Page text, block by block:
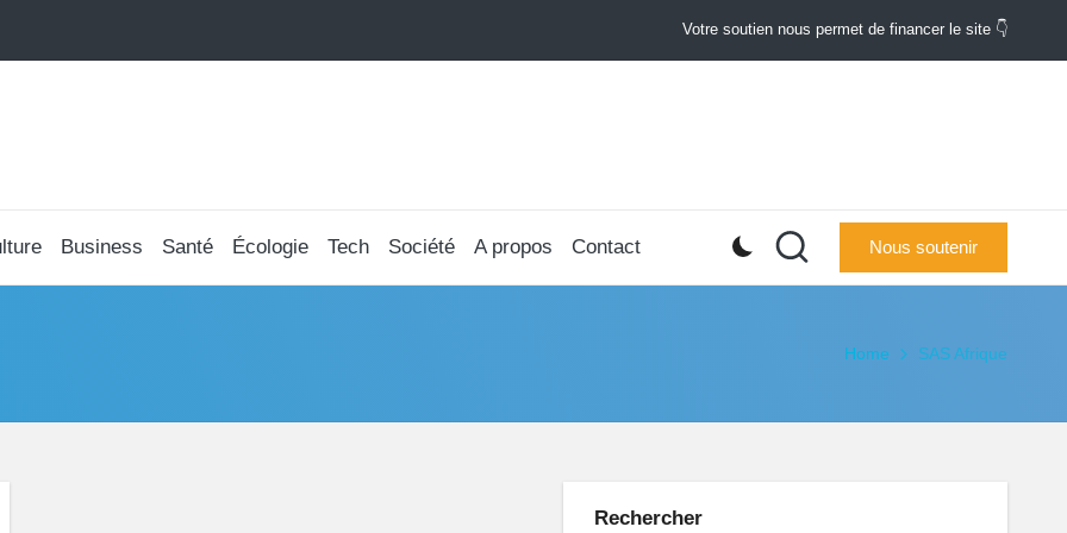
Votre soutien nous permet de financer le site 👇
Business Santé Écologie Tech Société A propos Contact Nous soutenir
Home SAS Afrique
Rechercher